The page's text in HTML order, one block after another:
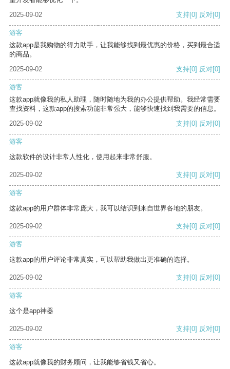
2025-09-02
支持[0] 反对[0]
游客
这款app是我购物的得力助手，让我能够找到最优惠的价格，买到最合适
的商品。
2025-09-02
支持[0] 反对[0]
游客
这款app就像我的私人助理，随时随地为我的办公提供帮助。我经常需要
查找资料，这款app的搜索功能非常强大，能够快速找到我需要的信息。
2025-09-02
支持[0] 反对[0]
游客
这款软件的设计非常人性化，使用起来非常舒服。
2025-09-02 支持[0] 反对[0]
游客
这款app的用户群体非常庞大，我可以结识到来自世界各地的朋友。
2025-09-02 支持[0] 反对[0]
游客
这款app的用户评论非常真实，可以帮助我做出更准确的选择。
2025-09-02 支持[0] 反对[0]
游客
这个是app神器
2025-09-02 支持[0] 反对[0]
游客
这款app就像我的财务顾问，让我能够省钱又省心。